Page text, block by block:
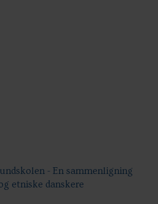
- En sammenligning
etniske danskere